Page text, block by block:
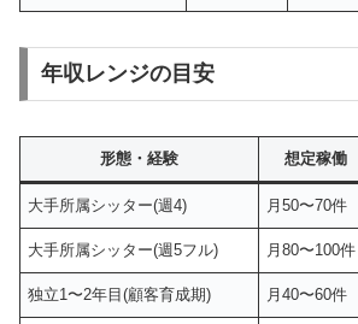
年収レンジの目安
形態・経験 想定稼働
大手所属シッター(週4) 月50〜70件
大手所属シッター(週5フル) 月80〜100件
独立1〜2年目(顧客育成期) 月40〜60件